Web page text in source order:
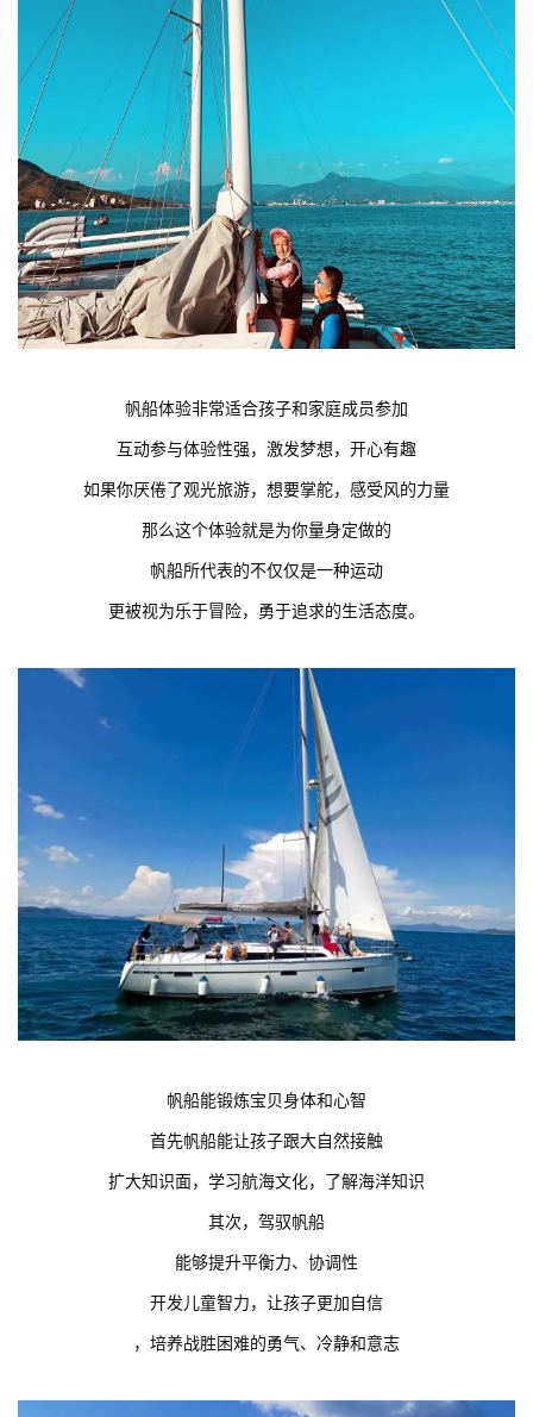
帆船体验非常适合孩子和家庭成员参加
互动参与体验性强，激发梦想，开心有趣
如果你厌倦了观光旅游，想要掌舵，感受风的力量
那么这个体验就是为你量身定做的
帆船所代表的不仅仅是一种运动
更被视为乐于冒险，勇于追求的生活态度。
帆船能锻炼宝贝身体和心智
首先帆船能让孩子跟大自然接触
扩大知识面，学习航海文化，了解海洋知识
其次，驾驭帆船
能够提升平衡力、协调性
开发儿童智力，让孩子更加自信
，培养战胜困难的勇气、冷静和意志